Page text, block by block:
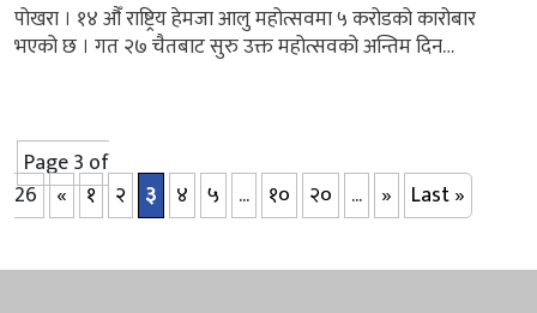
पोखरा । १४ औँ राष्ट्रिय हेमजा आलु महोत्सवमा ५ करोडको कारोबार
भएको छ । गत २७ चैतबाट सुरु उक्त महोत्सवको अन्तिम दिन
जानकारी दिए।...
Page 3 of
26 « १ २ ३ ४ ५ ... १० २० ... » Last »